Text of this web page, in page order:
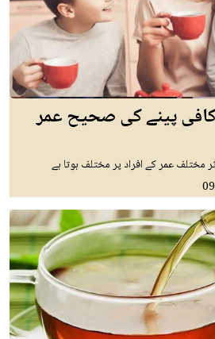
پینے کی صحیح عمر
مختلف عمر کے افراد پر مختلف ہوتا ہے